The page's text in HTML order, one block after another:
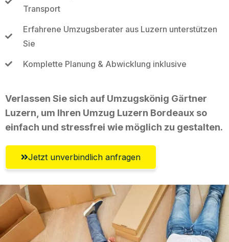
Transport
Erfahrene Umzugsberater aus Luzern unterstützen
Sie
Komplette Planung & Abwicklung inklusive
Verlassen Sie sich auf Umzugskönig Gärtner
Luzern, um Ihren Umzug Luzern Bordeaux so
einfach und stressfrei wie möglich zu gestalten.
Jetzt unverbindlich anfragen